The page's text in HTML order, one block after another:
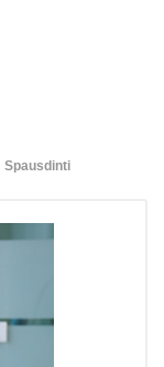
Spausdinti